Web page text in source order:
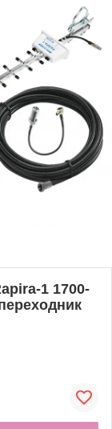
1 1700-